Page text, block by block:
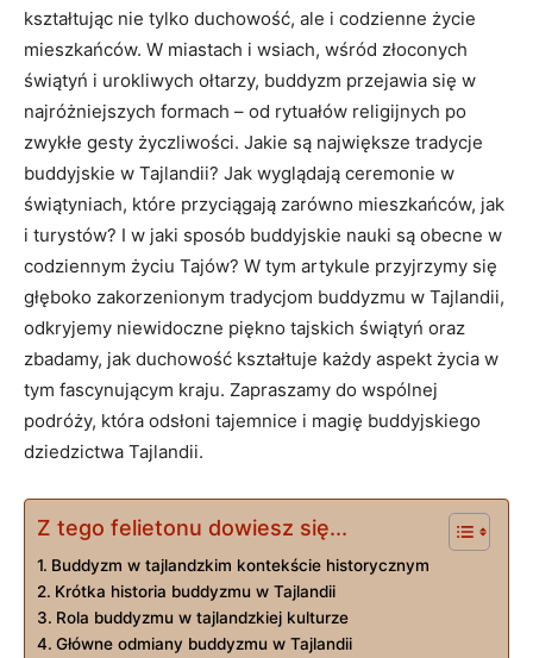
kształtując ⁢nie tylko duchowość, ale ⁢i​ codzienne⁢ życie
mieszkańców. W ‌miastach i wsiach, wśród złoconych
⁢świątyń i ‍urokliwych ołtarzy, buddyzm przejawia się w
najróżniejszych formach – od rytuałów religijnych po
zwykłe ​gesty życzliwości. Jakie są największe tradycje
buddyjskie w​ Tajlandii? ⁢Jak wyglądają ceremonie w
świątyniach, które ⁢przyciągają zarówno mieszkańców, ⁢jak
i turystów? I w jaki sposób buddyjskie nauki są obecne w
codziennym życiu ‍Tajów? ‌W tym artykule⁤ przyjrzymy się
głęboko zakorzenionym tradycjom ⁣buddyzmu w Tajlandii,
odkryjemy niewidoczne piękno tajskich​ świątyń oraz⁢
zbadamy, jak ⁢duchowość kształtuje każdy aspekt ‍życia w
tym⁣ fascynującym kraju. Zapraszamy do ‍wspólnej
podróży, ‍która odsłoni tajemnice i magię‌ buddyjskiego
dziedzictwa ⁣Tajlandii.
Z tego felietonu dowiesz się...
Buddyzm w‍ tajlandzkim kontekście historycznym
Krótka historia buddyzmu‍ w Tajlandii
Rola buddyzmu w tajlandzkiej kulturze
Główne ⁤odmiany buddyzmu w Tajlandii